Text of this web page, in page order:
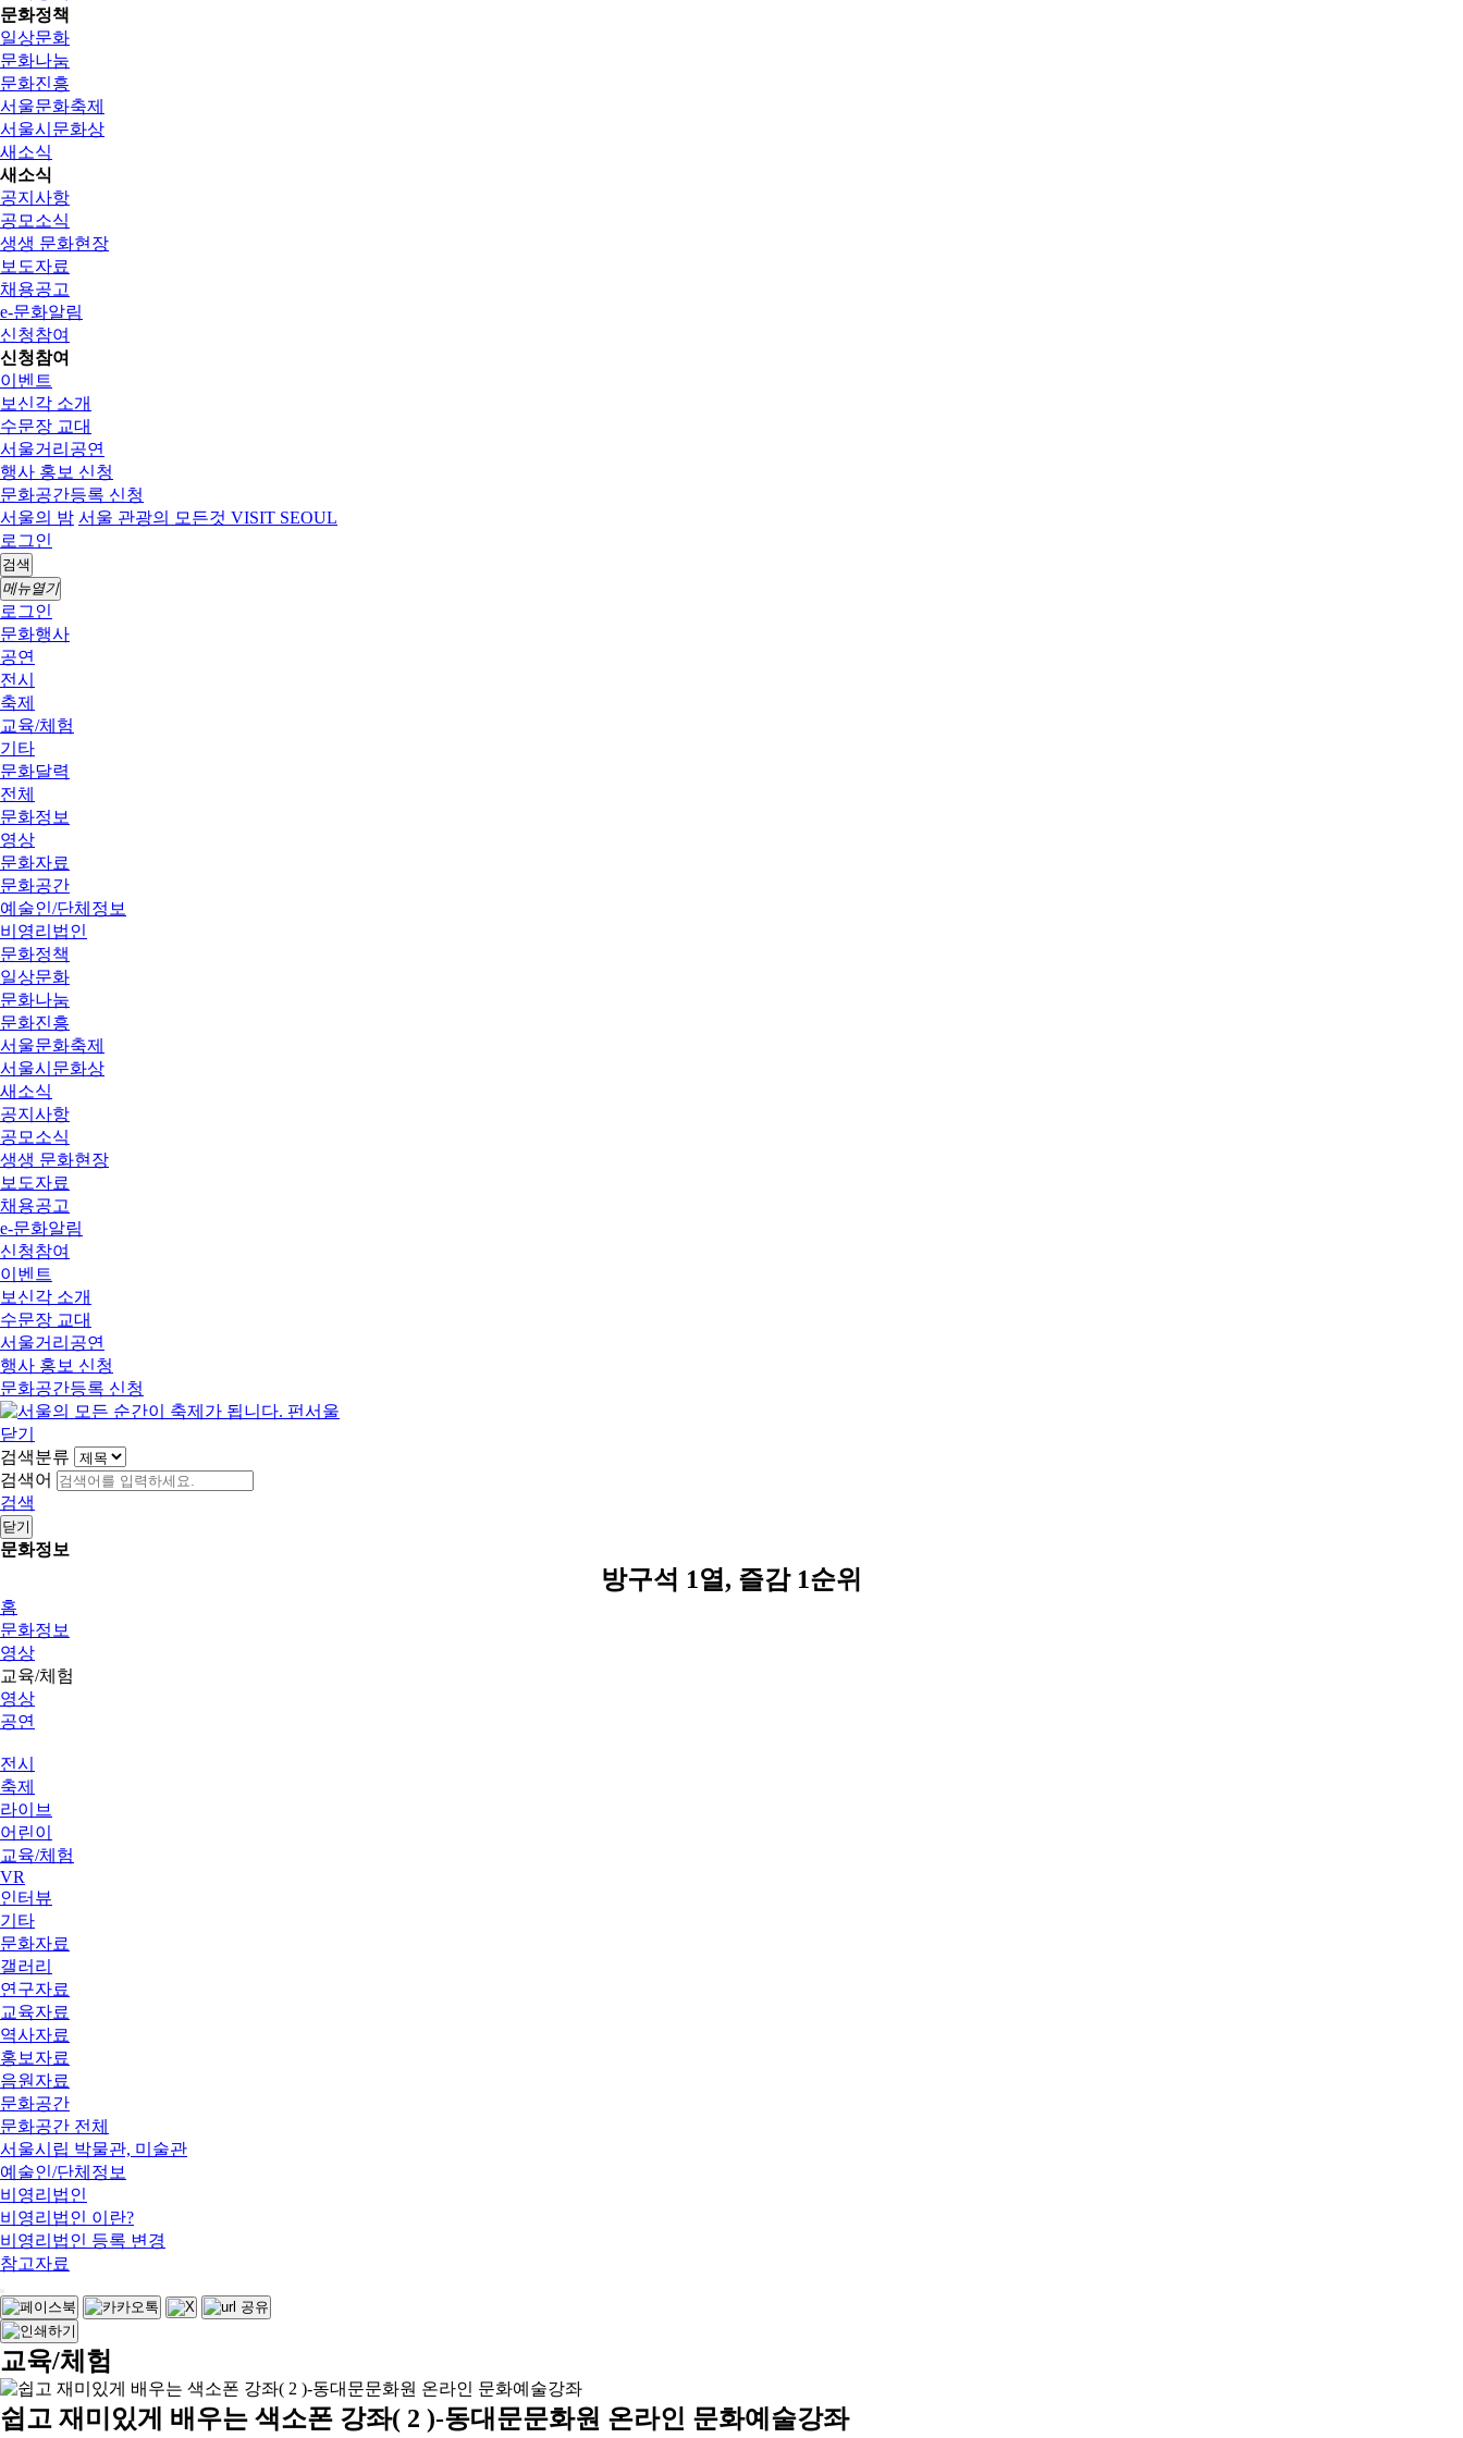
문화정책
일상문화
문화나눔
문화진흥
서울문화축제
서울시문화상
새소식
새소식
공지사항
공모소식
생생 문화현장
보도자료
채용공고
e-문화알림
신청참여
신청참여
이벤트
보신각 소개
수문장 교대
서울거리공연
행사 홍보 신청
문화공간등록 신청
서울의 밤 서울 관광의 모든것 VISIT SEOUL
로그인
검색
메뉴열기
로그인
문화행사
공연
전시
축제
교육/체험
기타
문화달력
전체
문화정보
영상
문화자료
문화공간
예술인/단체정보
비영리법인
문화정책
일상문화
문화나눔
문화진흥
서울문화축제
서울시문화상
새소식
공지사항
공모소식
생생 문화현장
보도자료
채용공고
e-문화알림
신청참여
이벤트
보신각 소개
수문장 교대
서울거리공연
행사 홍보 신청
문화공간등록 신청
닫기
검색분류
검색어
검색
닫기
문화정보
방구석 1열, 즐감 1순위
홈
문화정보
영상
교육/체험
영상
공연
전시
축제
라이브
어린이
교육/체험
VR
인터뷰
기타
문화자료
갤러리
연구자료
교육자료
역사자료
홍보자료
음원자료
문화공간
문화공간 전체
서울시립 박물관, 미술관
예술인/단체정보
비영리법인
비영리법인 이란?
비영리법인 등록 변경
참고자료
교육/체험
쉽고 재미있게 배우는 색소폰 강좌( 2 )-동대문문화원 온라인 문화예술강좌